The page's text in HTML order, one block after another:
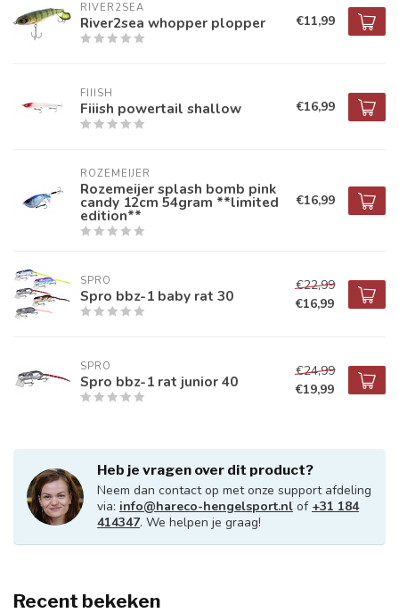
RIVER2SEA
River2sea whopper plopper €11,99
FIIISH
Fiiish powertail shallow €16,99
ROZEMEIJER
Rozemeijer splash bomb pink
candy 12cm 54gram **limited
edition**
€16,99
SPRO
Spro bbz-1 baby rat 30
€22,99
€16,99
SPRO
Spro bbz-1 rat junior 40
€24,99
€19,99
Heb je vragen over dit product?
Neem dan contact op met onze support afdeling
via: info@hareco-hengelsport.nl of +31 184
414347. We helpen je graag!
Recent bekeken